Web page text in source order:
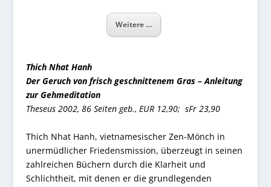
Weitere …
Thich Nhat Hanh
Der Geruch von frisch geschnittenem Gras – Anleitung
zur Gehmeditation
Theseus 2002, 86 Seiten geb., EUR 12,90; sFr 23,90
Thich Nhat Hanh, vietnamesischer Zen-Mönch in
unermüdlicher Friedensmission, überzeugt in seinen
zahlreichen Büchern durch die Klarheit und
Schlichtheit, mit denen er die grundlegenden